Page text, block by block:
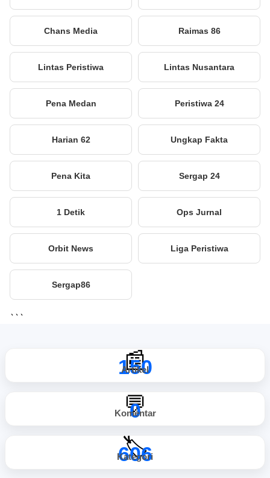
Chans Media Raimas 86
Lintas Peristiwa Lintas Nusantara
Pena Medan Peristiwa 24
Harian 62 Ungkap Fakta
Pena Kita Sergap 24
1 Detik Ops Jurnal
Orbit News Liga Peristiwa
Sergap86
```
📰
150
Artikel
💬
0
Komentar
🏷️
606
Kategori